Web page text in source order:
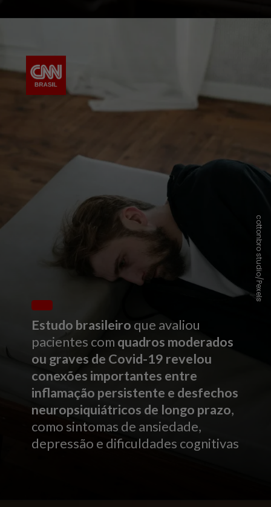
Estudo brasileiro que avaliou
pacientes com quadros moderados
ou graves de Covid-19 revelou
conexões importantes entre
inflamação persistente e desfechos
neuropsiquiátricos de longo prazo,
como sintomas de ansiedade,
depressão e dificuldades cognitivas
cottonbro studio/Pexels